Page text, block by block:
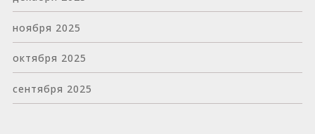
ноября 2025
октября 2025
сентября 2025